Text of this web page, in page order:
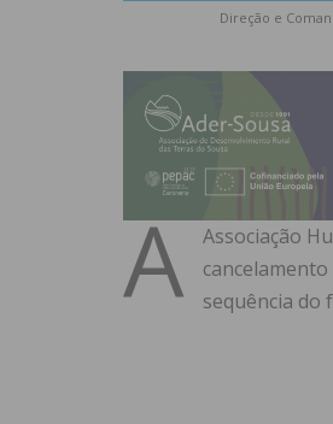
Direção e
A
Associação
sequência do